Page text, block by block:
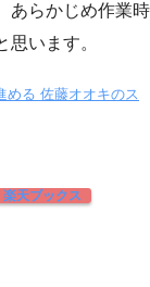
あらかじめ作業時
います。
める 佐藤オオキのス
楽天ブックス